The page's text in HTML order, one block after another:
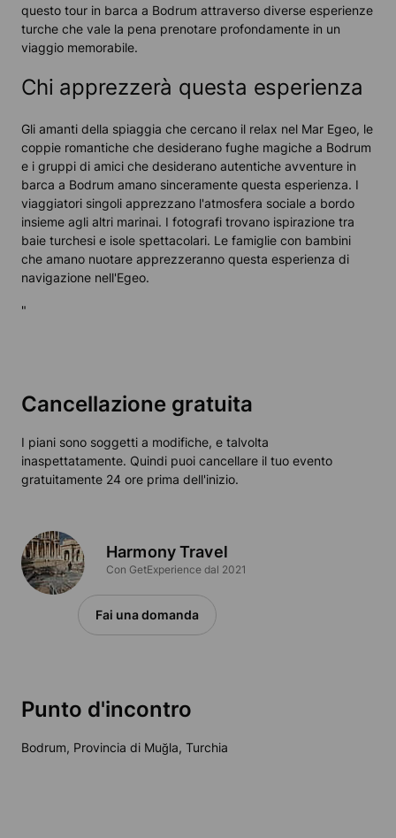
questo tour in barca a Bodrum attraverso diverse esperienze
turche che vale la pena prenotare profondamente in un
viaggio memorabile.
Chi apprezzerà questa esperienza
Gli amanti della spiaggia che cercano il relax nel Mar Egeo, le
coppie romantiche che desiderano fughe magiche a Bodrum
e i gruppi di amici che desiderano autentiche avventure in
barca a Bodrum amano sinceramente questa esperienza. I
viaggiatori singoli apprezzano l'atmosfera sociale a bordo
insieme agli altri marinai. I fotografi trovano ispirazione tra
baie turchesi e isole spettacolari. Le famiglie con bambini
che amano nuotare apprezzeranno questa esperienza di
navigazione nell'Egeo.
"
Cancellazione gratuita
I piani sono soggetti a modifiche, e talvolta
inaspettatamente. Quindi puoi cancellare il tuo evento
gratuitamente 24 ore prima dell'inizio.
Harmony Travel
Con GetExperience dal 2021
Fai una domanda
Punto d'incontro
Bodrum, Provincia di Muğla, Turchia